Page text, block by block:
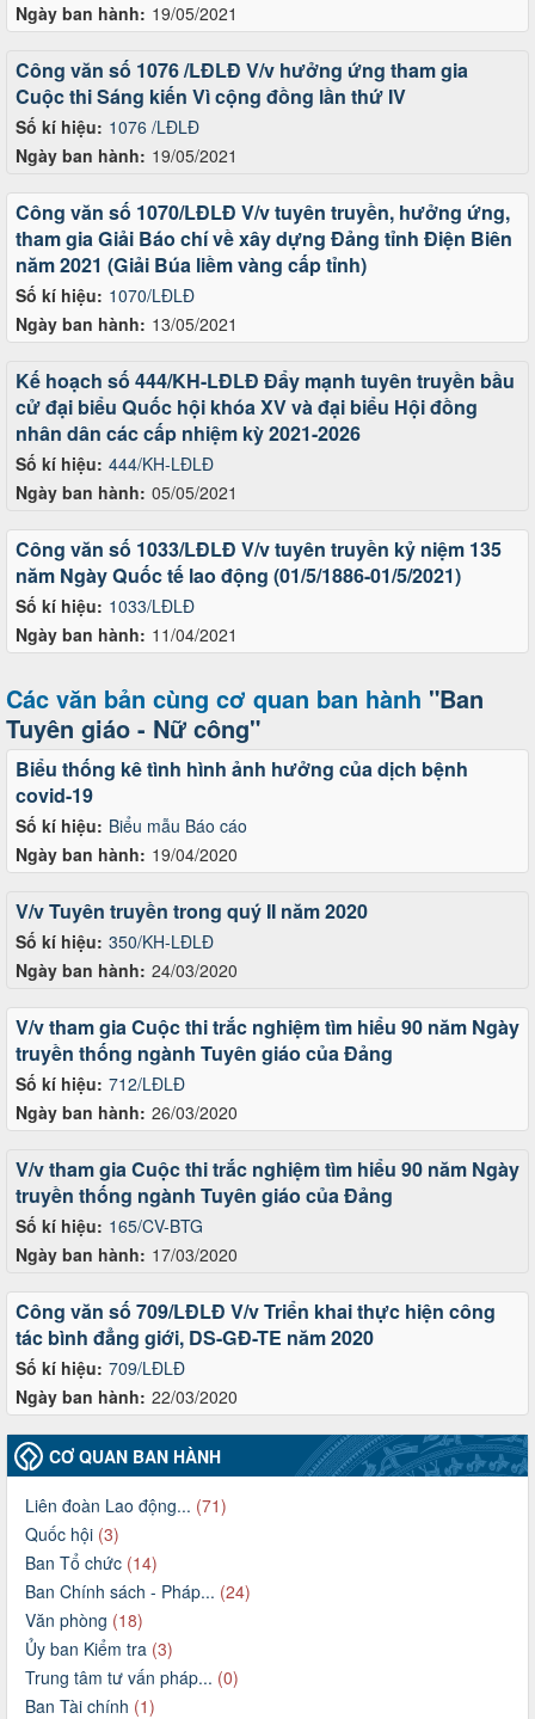
Ngày ban hành: 19/05/2021
Số kí hiệu: 1076 /LĐLĐ
Ngày ban hành: 19/05/2021
Công văn số 1076 /LĐLĐ V/v hưởng ứng tham gia
Cuộc thi Sáng kiến Vì cộng đồng lần thứ IV
Số kí hiệu: 1070/LĐLĐ
Ngày ban hành: 13/05/2021
Công văn số 1070/LĐLĐ V/v tuyên truyền, hưởng ứng,
tham gia Giải Báo chí về xây dựng Đảng tỉnh Điện Biên
năm 2021 (Giải Búa liềm vàng cấp tỉnh)
Số kí hiệu: 444/KH-LĐLĐ
Ngày ban hành: 05/05/2021
Kế hoạch số 444/KH-LĐLĐ Đẩy mạnh tuyên truyền bầu
cử đại biểu Quốc hội khóa XV và đại biểu Hội đồng
nhân dân các cấp nhiệm kỳ 2021-2026
Số kí hiệu: 1033/LĐLĐ
Ngày ban hành: 11/04/2021
Công văn số 1033/LĐLĐ V/v tuyên truyền kỷ niệm 135
năm Ngày Quốc tế lao động (01/5/1886-01/5/2021)
Các văn bản cùng cơ quan ban hành "Ban
Tuyên giáo - Nữ công"
Số kí hiệu: Biểu mẫu Báo cáo
Ngày ban hành: 19/04/2020
Biểu thống kê tình hình ảnh hưởng của dịch bệnh
covid-19
Số kí hiệu: 350/KH-LĐLĐ
Ngày ban hành: 24/03/2020
V/v Tuyên truyền trong quý II năm 2020
Số kí hiệu: 712/LĐLĐ
Ngày ban hành: 26/03/2020
V/v tham gia Cuộc thi trắc nghiệm tìm hiểu 90 năm Ngày
truyền thống ngành Tuyên giáo của Đảng
Số kí hiệu: 165/CV-BTG
Ngày ban hành: 17/03/2020
V/v tham gia Cuộc thi trắc nghiệm tìm hiểu 90 năm Ngày
truyền thống ngành Tuyên giáo của Đảng
Số kí hiệu: 709/LĐLĐ
Ngày ban hành: 22/03/2020
Công văn số 709/LĐLĐ V/v Triển khai thực hiện công
tác bình đẳng giới, DS-GĐ-TE năm 2020
CƠ QUAN BAN HÀNH
Liên đoàn Lao động... (71)
Quốc hội (3)
Ban Tổ chức (14)
Ban Chính sách - Pháp... (24)
Văn phòng (18)
Ủy ban Kiểm tra (3)
Trung tâm tư vấn pháp... (0)
Ban Tài chính (1)